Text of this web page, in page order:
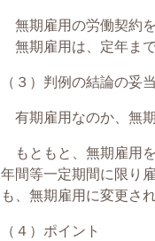
無期雇用の労働契約
無期雇用は、定年ま
（３）判例の結論の妥
有期雇用なのか、無
もともと、無期雇用
年間等一定期間に限り
も、無期雇用に変更さ
（４）ポイント